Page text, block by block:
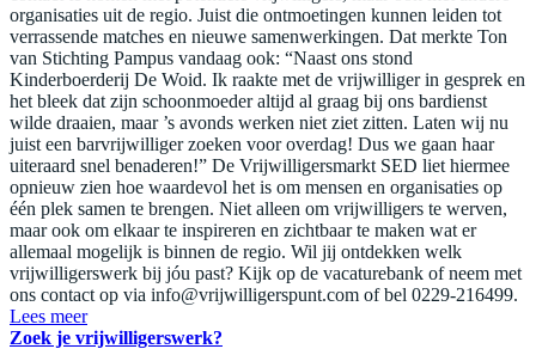
organisaties uit de regio. Juist die ontmoetingen kunnen leiden tot
verrassende matches en nieuwe samenwerkingen. Dat merkte Ton
van Stichting Pampus vandaag ook: “Naast ons stond
Kinderboerderij De Woid. Ik raakte met de vrijwilliger in gesprek en
het bleek dat zijn schoonmoeder altijd al graag bij ons bardienst
wilde draaien, maar ’s avonds werken niet ziet zitten. Laten wij nu
juist een barvrijwilliger zoeken voor overdag! Dus we gaan haar
uiteraard snel benaderen!” De Vrijwilligersmarkt SED liet hiermee
opnieuw zien hoe waardevol het is om mensen en organisaties op
één plek samen te brengen. Niet alleen om vrijwilligers te werven,
maar ook om elkaar te inspireren en zichtbaar te maken wat er
allemaal mogelijk is binnen de regio. Wil jij ontdekken welk
vrijwilligerswerk bij jóu past? Kijk op de vacaturebank of neem met
ons contact op via info@vrijwilligerspunt.com of bel 0229-216499.
Lees meer
Zoek je vrijwilligerswerk?